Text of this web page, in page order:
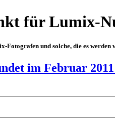
für Lumix-
und solche, die es werden
im Februar